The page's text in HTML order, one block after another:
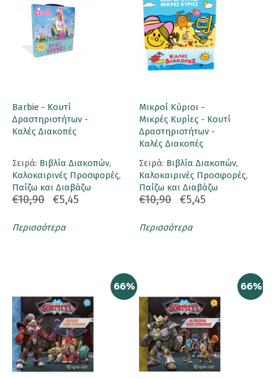
Barbie - Κουτί
Δραστηριοτήτων -
Καλές Διακοπές
Σειρά: Βιβλία Διακοπών,
Καλοκαιρινές Προσφορές,
Παίζω και Διαβάζω
€10,90 €5,45
Περισσότερα
Μικροί Κύριοι -
Μικρές Κυρίες - Κουτί
Δραστηριοτήτων -
Καλές Διακοπές
Σειρά: Βιβλία Διακοπών,
Καλοκαιρινές Προσφορές,
Παίζω και Διαβάζω
€10,90 €5,45
Περισσότερα
66% 66%